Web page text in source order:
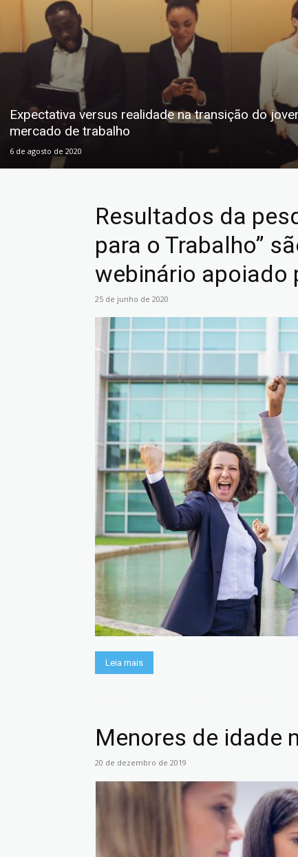
Expectativa versus realidade na transição do
mercado de trabalho
6 de agosto de 2020
Resultados da
para o Trabalho”
webinário apoiado
25 de junho de 2020
Leia mais
Menores de idade
20 de dezembro de 2019